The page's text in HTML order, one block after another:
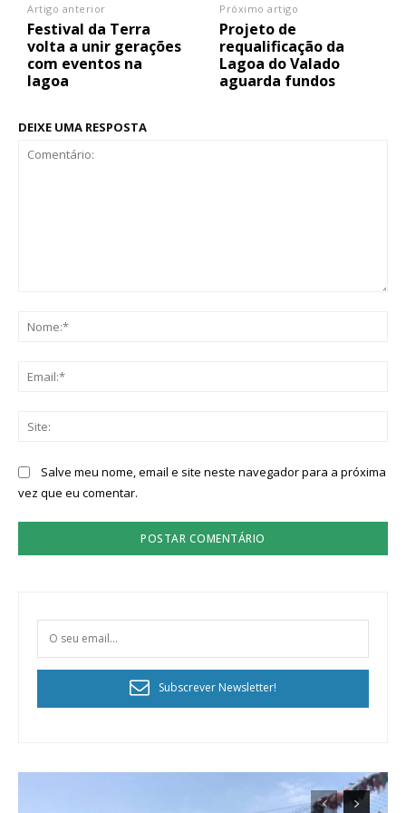
Planos de Assinatura
Artigo anterior
Festival da Terra
volta a unir gerações
com eventos na
lagoa
Próximo artigo
Projeto de
requalificação da
Lagoa do Valado
aguarda fundos
DEIXE UMA RESPOSTA
Salve meu nome, email e site neste navegador para a próxima
vez que eu comentar.
Subscrever Newsletter!